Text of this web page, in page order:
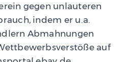
gegen unlauteren
indem er u.a.
Abmahnungen
auf